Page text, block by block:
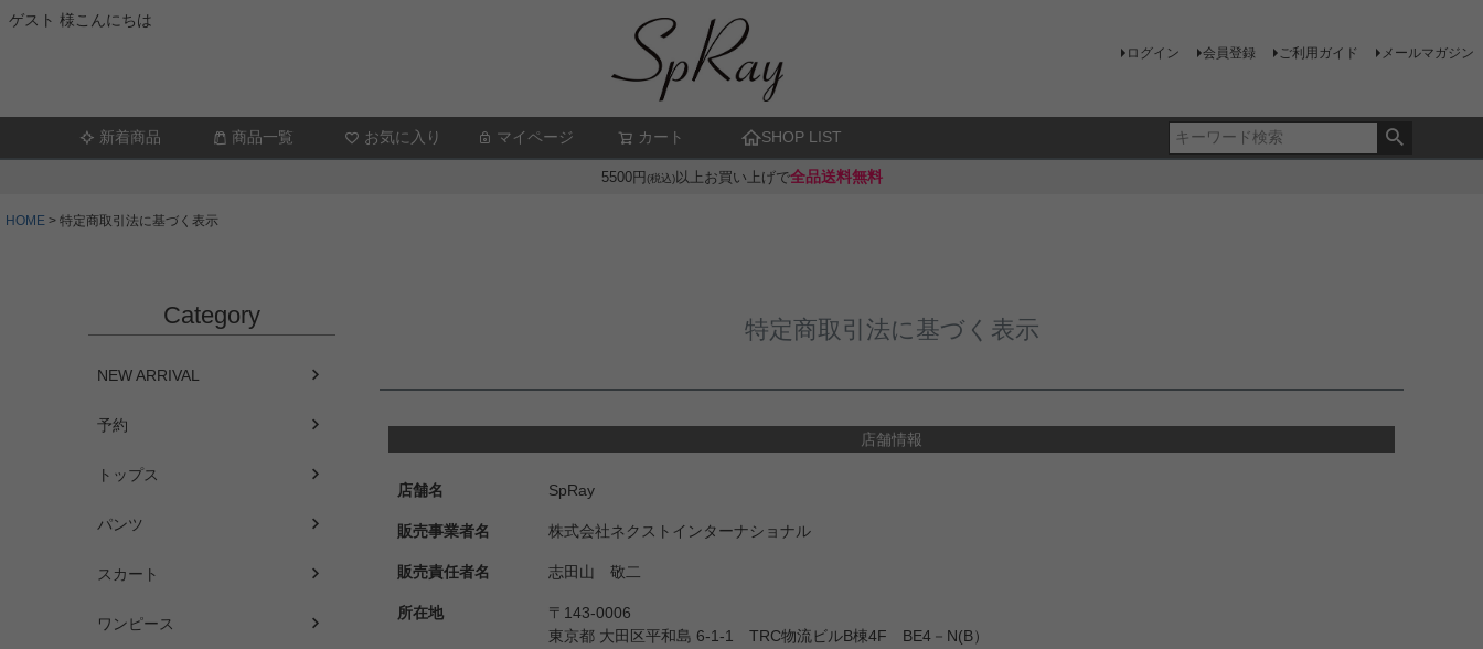
ゲスト 様こんにちは
ログイン 会員登録 ご利用ガイド メールマガジン
新着商品 商品一覧 お気に入り マイページ カート SHOP LIST検索
5500円(税込)以上お買い上げで全品送料無料
HOME 特定商取引法に基づく表示
Category
NEW ARRIVAL
予約
トップス
パンツ
スカート
ワンピース
特定商取引法に基づく表示
店舗情報
店舗名 SpRay
販売事業者名 株式会社ネクストインターナショナル
販売責任者名 志田山 敬二
所在地
〒143-0006
東京都 大田区平和島 6-1-1 TRC物流ビルB棟4F BE4－N(B）